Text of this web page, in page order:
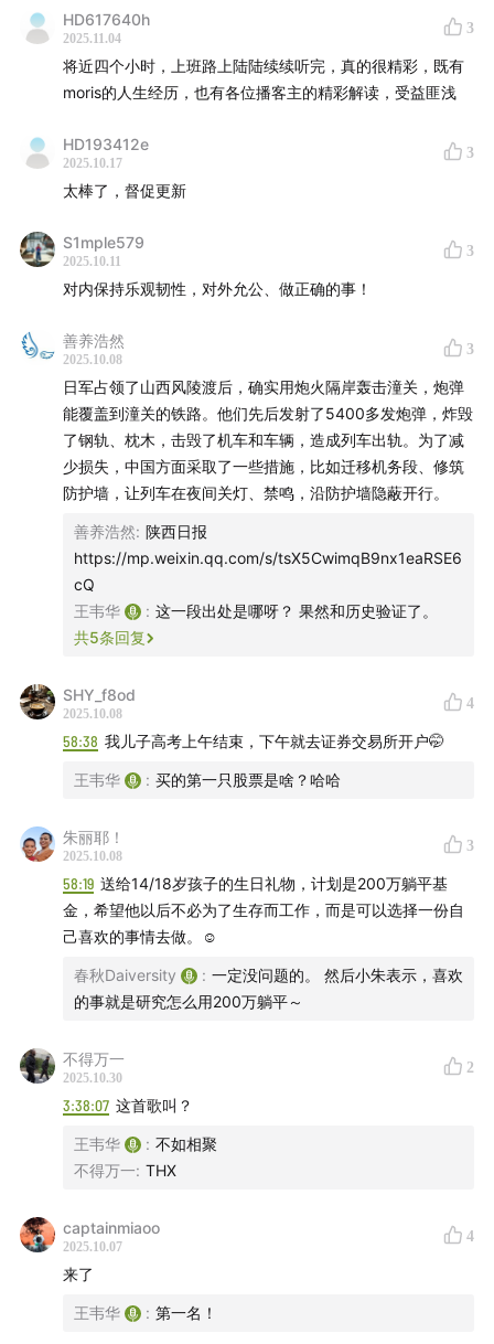
德州达拉斯人。人高马大。1948年加入德州仪器的前身
——地球物理服务公司，被海总派去AT&T学习晶体管技
后接任德州仪器董事长职位，努力推动公司发展消费者业
务，但遭到Morris的强烈反对。
海格底(Patrick Haggerty 海总, 1914~1980)
六七十年代，德州仪器董事长，极具胆识，是德州仪器历
务业务公司转型为半导体行业领导者。他非常欣赏
Morris，提供Morris去斯坦福免费带薪读博士的机会。
戈登·K·蒂尔(Gordon Teal,1907~2003)
HD617640h
2025.11.04
3
将近四个小时，上班路上陆陆续续听完，真的很精彩，既有
moris的人生经历，也有各位播客主的精彩解读，受益匪浅
HD193412e
2025.10.17
3
太棒了，督促更新
S1mple579
2025.10.11
3
对内保持乐观韧性，对外允公、做正确的事！
善养浩然
2025.10.08
3
日军占领了山西风陵渡后，确实用炮火隔岸轰击潼关，炮弹
能覆盖到潼关的铁路。他们先后发射了5400多发炮弹，炸毁
了钢轨、枕木，击毁了机车和车辆，造成列车出轨。为了减
少损失，中国方面采取了一些措施，比如迁移机务段、修筑
防护墙，让列车在夜间关灯、禁鸣，沿防护墙隐蔽开行。
善养浩然: 陕西日报
https://mp.weixin.qq.com/s/tsX5CwimqB9nx1eaRSE6
cQ
王韦华
: 这一段出处是哪呀？ 果然和历史验证了。
共5条回复
SHY_f8od
2025.10.08
4
58:38 我儿子高考上午结束，下午就去证券交易所开户🤭
王韦华 : 买的第一只股票是啥？哈哈
朱丽耶！
2025.10.08
3
58:19
金，希望他以后不必为了生存而工作，而是可以选择一份自
己喜欢的事情去做。☺
春秋Daiversity : 一定没问题的。 然后小朱表示，喜欢
的事就是研究怎么用200万躺平～
不得万一
2025.10.30
2
3:38:07 这首歌叫？
王韦华 : 不如相聚
不得万一: THX
captainmiaoo
2025.10.07
4
来了
王韦华 : 第一名！